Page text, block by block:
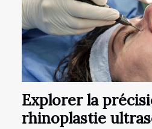
Explorer la
rhinoplastie